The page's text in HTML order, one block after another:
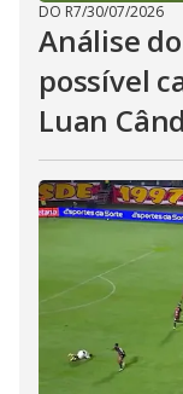
DO R7/30/07/2026
Análise
possível
Luan